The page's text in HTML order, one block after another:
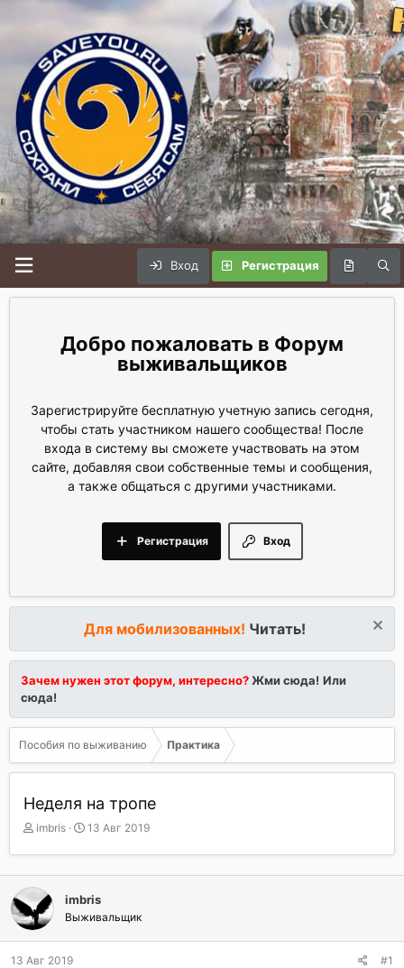
Вход Регистрация
Форум
выживальщиков
Зарегистрируйте бесплатную учетную запись сегодня,
чтобы стать участником нашего сообщества! После
входа в систему вы сможете участвовать на этом
сайте, добавляя свои собственные темы и сообщения,
а также общаться с другими участниками.
Вход
Регистрация
Для мобилизованных! Читать!
Зачем нужен этот форум, интересно?Жми сюда! Или
сюда!
Пособия по выживанию Практика
Неделя на тропе
А
т
о
р
т
е
м
ы
imbris
Д
т
а
н
а
ч
а
13 Авг 2019
imbris
Выживальщик
13 Авг 2019 #1